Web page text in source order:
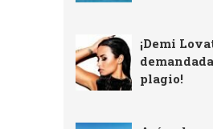
¡Demi
plagio!